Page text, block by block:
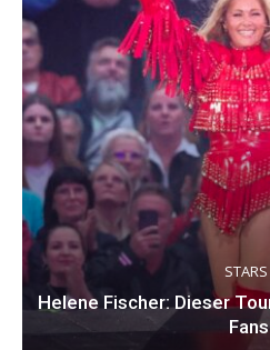
STARS
Helene Fischer: Dieser
Fans